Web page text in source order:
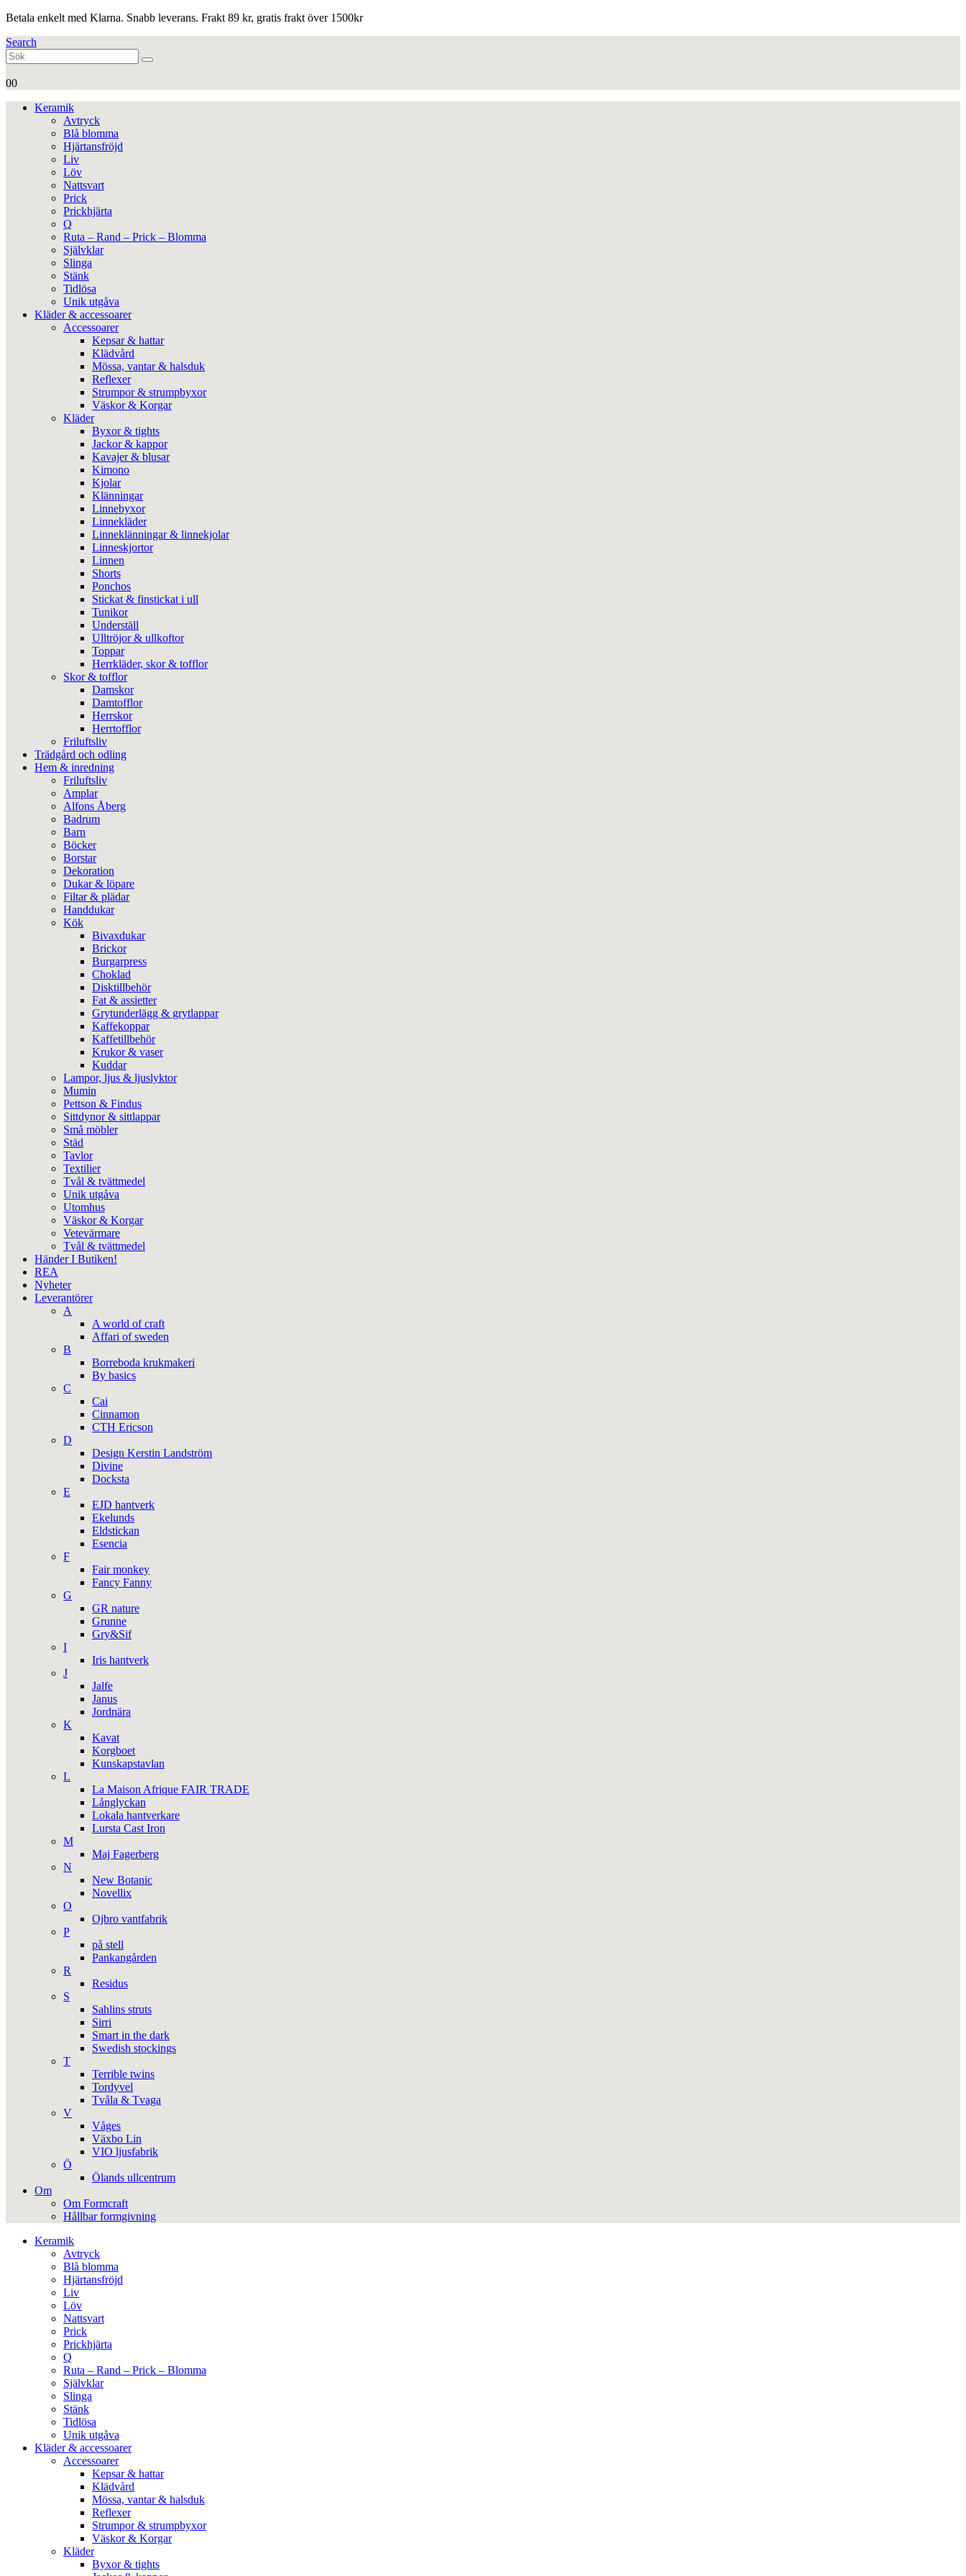
Betala enkelt med Klarna. Snabb leverans. Frakt 89 kr, gratis frakt över 1500kr
Search
00
Keramik
Avtryck
Blå blomma
Hjärtansfröjd
Liv
Löv
Nattsvart
Prick
Prickhjärta
Q
Ruta – Rand – Prick – Blomma
Självklar
Slinga
Stänk
Tidlösa
Unik utgåva
Kläder & accessoarer
Accessoarer
Kepsar & hattar
Klädvård
Mössa, vantar & halsduk
Reflexer
Strumpor & strumpbyxor
Väskor & Korgar
Kläder
Byxor & tights
Jackor & kappor
Kavajer & blusar
Kimono
Kjolar
Klänningar
Linnebyxor
Linnekläder
Linneklänningar & linnekjolar
Linneskjortor
Linnen
Shorts
Ponchos
Stickat & finstickat i ull
Tunikor
Underställ
Ulltröjor & ullkoftor
Toppar
Herrkläder, skor & tofflor
Skor & tofflor
Damskor
Damtofflor
Herrskor
Herrtofflor
Friluftsliv
Trädgård och odling
Hem & inredning
Friluftsliv
Amplar
Alfons Åberg
Badrum
Barn
Böcker
Borstar
Dekoration
Dukar & löpare
Filtar & plädar
Handdukar
Kök
Bivaxdukar
Brickor
Burgarpress
Choklad
Disktillbehör
Fat & assietter
Grytunderlägg & grytlappar
Kaffekoppar
Kaffetillbehör
Krukor & vaser
Kuddar
Lampor, ljus & ljuslyktor
Mumin
Pettson & Findus
Sittdynor & sittlappar
Små möbler
Städ
Tavlor
Textilier
Tvål & tvättmedel
Unik utgåva
Utomhus
Väskor & Korgar
Vetevärmare
Tvål & tvättmedel
Händer I Butiken!
REA
Nyheter
Leverantörer
A
A world of craft
Affari of sweden
B
Borreboda krukmakeri
By basics
C
Cai
Cinnamon
CTH Ericson
D
Design Kerstin Landström
Divine
Docksta
E
EJD hantverk
Ekelunds
Eldstickan
Esencia
F
Fair monkey
Fancy Fanny
G
GR nature
Grunne
Gry&Sif
I
Iris hantverk
J
Jalfe
Janus
Jordnära
K
Kavat
Korgboet
Kunskapstavlan
L
La Maison Afrique FAIR TRADE
Långlyckan
Lokala hantverkare
Lursta Cast Iron
M
Maj Fagerberg
N
New Botanic
Novellix
O
Ojbro vantfabrik
P
på stell
Pankangården
R
Residus
S
Sahlins struts
Sirri
Smart in the dark
Swedish stockings
T
Terrible twins
Tordyvel
Tvåla & Tvaga
V
Våges
Växbo Lin
VIO ljusfabrik
Ö
Ölands ullcentrum
Om
Om Formcraft
Hållbar formgivning
Keramik
Avtryck
Blå blomma
Hjärtansfröjd
Liv
Löv
Nattsvart
Prick
Prickhjärta
Q
Ruta – Rand – Prick – Blomma
Självklar
Slinga
Stänk
Tidlösa
Unik utgåva
Kläder & accessoarer
Accessoarer
Kepsar & hattar
Klädvård
Mössa, vantar & halsduk
Reflexer
Strumpor & strumpbyxor
Väskor & Korgar
Kläder
Byxor & tights